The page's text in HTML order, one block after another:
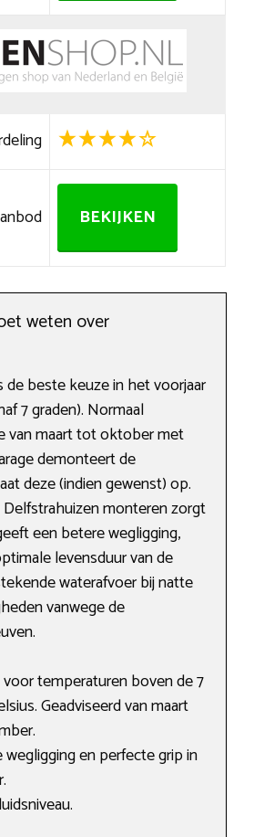
BEKIJKEN
weten over
de beste keuze in het voorjaar
7 graden). Normaal
van maart tot oktober met
demonteert de
deze (indien gewenst) op.
monteren zorgt
een betere wegligging,
levensduur van de
waterafvoer bij natte
vanwege de
temperaturen boven de 7
Geadviseerd van maart
en perfecte grip in